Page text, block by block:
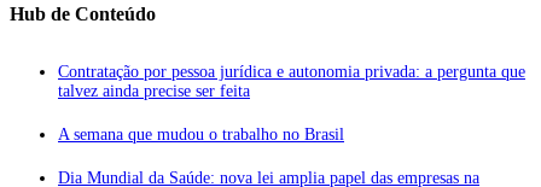
Hub de Conteúdo
Contratação por pessoa jurídica e autonomia privada: a pergunta que
talvez ainda precise ser feita
A semana que mudou o trabalho no Brasil
Dia Mundial da Saúde: nova lei amplia papel das empresas na